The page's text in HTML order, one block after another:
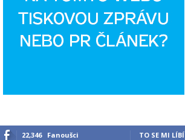
22,346 Fanoušci TO SE MI LÍBÍ